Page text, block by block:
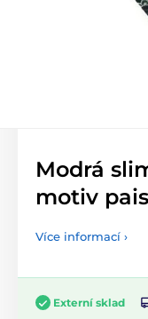
Modrá
motiv
Více informací ›
Externí sklad